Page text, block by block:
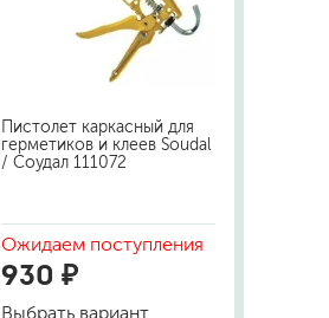
Пистолет каркасный для
герметиков и клеев Soudal
/ Соудал 111072
Ожидаем поступления
930 ₽
Выбрать вариант